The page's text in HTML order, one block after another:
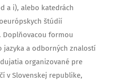
a i), alebo katedrách
štúdií
Doplňovacou formou
jazyka a odborných znalostí
organizované pre
v Slovenskej republike,